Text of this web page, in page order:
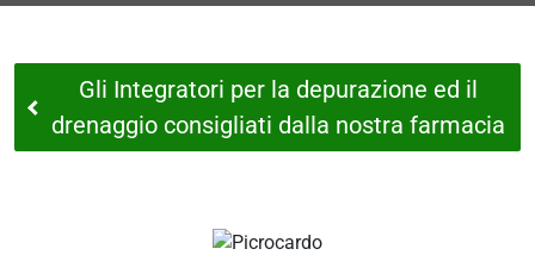
Gli Integratori per la depurazione ed il
drenaggio consigliati dalla nostra farmacia